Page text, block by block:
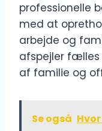
professionelle
med at
arbejde og
afspejler
af ​​familie og
Se også